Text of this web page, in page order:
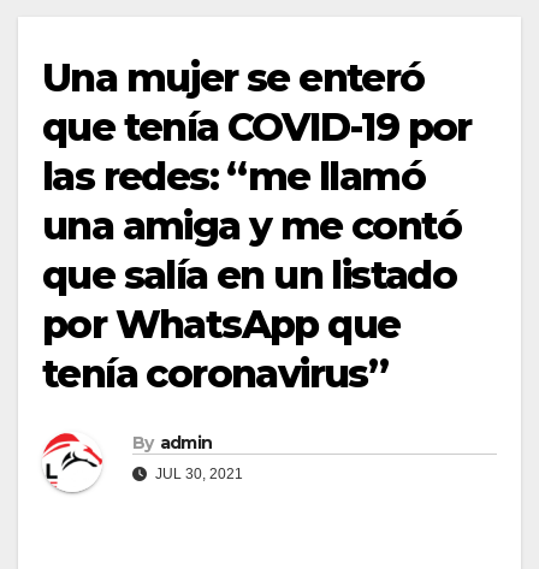
Una mujer se enteró
que tenía COVID-19 por
las redes: “me llamó
una amiga y me contó
que salía en un listado
por WhatsApp que
tenía coronavirus”
By admin
JUL 30, 2021